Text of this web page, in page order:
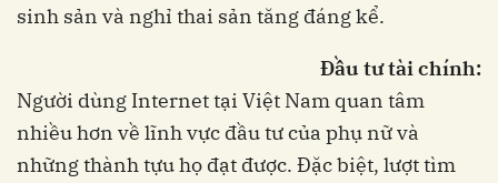
sinh sản và nghỉ thai sản tăng đáng kể.
Đầu tư tài chính:
Người dùng Internet tại Việt Nam quan tâm
nhiều hơn về lĩnh vực đầu tư của phụ nữ và
những thành tựu họ đạt được. Đặc biệt, lượt tìm